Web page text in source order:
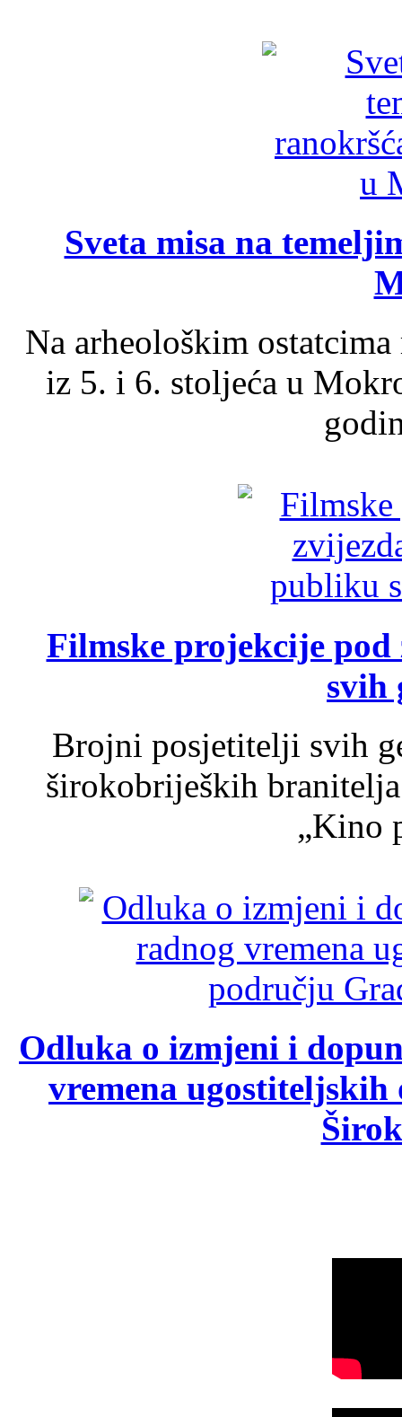
Sveta misa na
Na arheološkim
iz 5. i 6. stoljeća u
Filmske projekcije
svih
Brojni posjetitelji svih
širokobrijeških
„Kino
Odluka o izmjeni i
vremena